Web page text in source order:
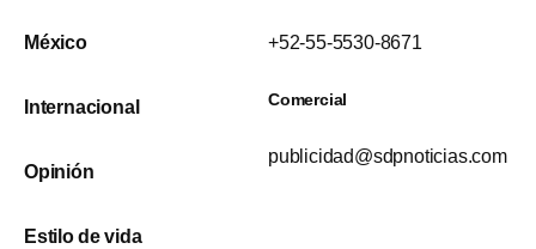
México
Internacional
Opinión
Estilo de vida
+52-55-5530-8671
Comercial
publicidad@sdpnoticias.com